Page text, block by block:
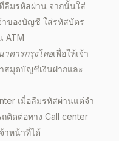
ลืมรหัสผ่าน จากนั้นใส่
าของบัญชี ใส่รหัสบัตร
ATM
าคารกรุงไทยเพื่อให้เจ้า
สมุดบัญชีเงินฝากและ
เมื่อลืมรหัสผ่านแต่จำ
ติดต่อทาง Call center
าหน้าที่ได้